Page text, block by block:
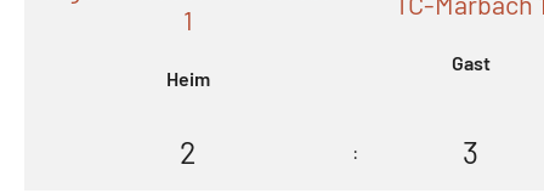
1
Heim
Gast
2 : 3